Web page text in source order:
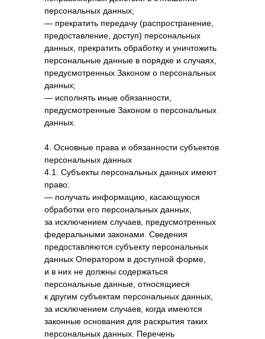
персональных данных;
— прекратить передачу (распространение,
предоставление, доступ) персональных
данных, прекратить обработку и уничтожить
персональные данные в порядке и случаях,
предусмотренных Законом о персональных
данных;
— исполнять иные обязанности,
предусмотренные Законом о персональных
данных.
4. Основные права и обязанности субъектов
персональных данных
4.1. Субъекты персональных данных имеют
право:
— получать информацию, касающуюся
обработки его персональных данных,
за исключением случаев, предусмотренных
федеральными законами. Сведения
предоставляются субъекту персональных
данных Оператором в доступной форме,
и в них не должны содержаться
персональные данные, относящиеся
к другим субъектам персональных данных,
за исключением случаев, когда имеются
законные основания для раскрытия таких
персональных данных. Перечень